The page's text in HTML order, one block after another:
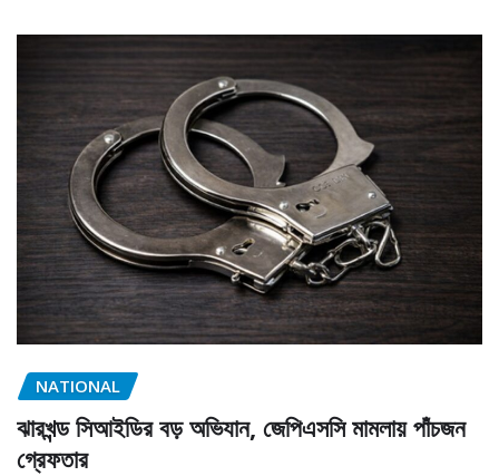
NATIONAL
ঝারখন্ড সিআইডির বড় অভিযান, জেপিএসসি মামলায় পাঁচজন
গ্রেফতার